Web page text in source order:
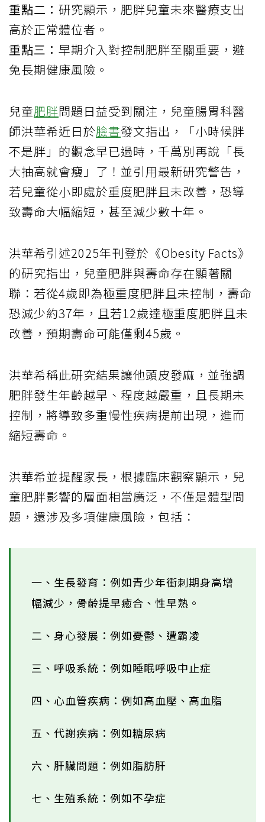
重點二： 研究顯示，肥胖兒童未來醫療支出
高於正常體位者。
重點三： 早期介入對控制肥胖至關重要，避
免長期健康風險。
兒童肥胖問題日益受到關注，兒童腸胃科醫
師洪華希近日於臉書發文指出，「小時候胖
不是胖」的觀念早已過時，千萬別再說「長
大抽高就會瘦」了！並引用最新研究警告，
若兒童從小即處於重度肥胖且未改善，恐導
致壽命大幅縮短，甚至減少數十年。
洪華希引述2025年刊登於《Obesity Facts》
的研究指出，兒童肥胖與壽命存在顯著關
聯：若從4歲即為極重度肥胖且未控制，壽命
恐減少約37年，且若12歲達極重度肥胖且未
改善，預期壽命可能僅剩45歲。
洪華希稱此研究結果讓他頭皮發麻，並強調
肥胖發生年齡越早、程度越嚴重，且長期未
控制，將導致多重慢性疾病提前出現，進而
縮短壽命。
洪華希並提醒家長，根據臨床觀察顯示，兒
童肥胖影響的層面相當廣泛，不僅是體型問
題，還涉及多項健康風險，包括：
一、生長發育：例如青少年衝刺期身高增
幅減少，骨齡提早癒合、性早熟。
二、身心發展：例如憂鬱、遭霸凌
三、呼吸系統：例如睡眠呼吸中止症
四、心血管疾病：例如高血壓、高血脂
五、代謝疾病：例如糖尿病
六、肝臟問題：例如脂肪肝
七、生殖系統：例如不孕症